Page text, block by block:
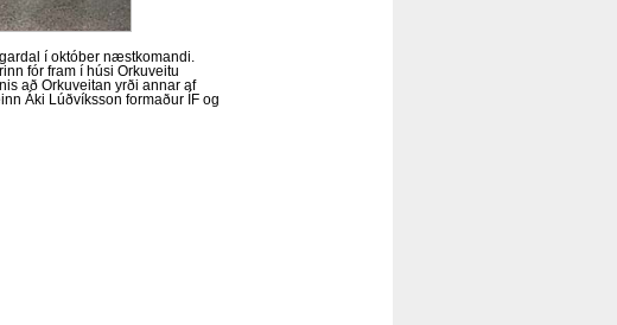
í október næstkomandi.
fór fram í húsi Orkuveitu
að Orkuveitan yrði annar af
Áki Lúðvíksson formaður ÍF og